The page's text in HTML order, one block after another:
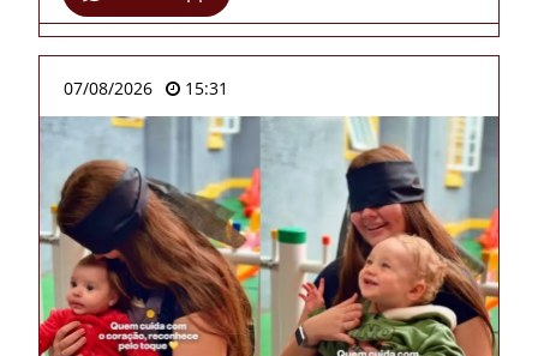
07/08/2026 15:31